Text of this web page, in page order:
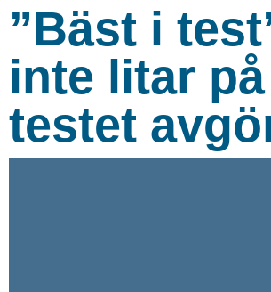
”Bäst i
inte litar
testet